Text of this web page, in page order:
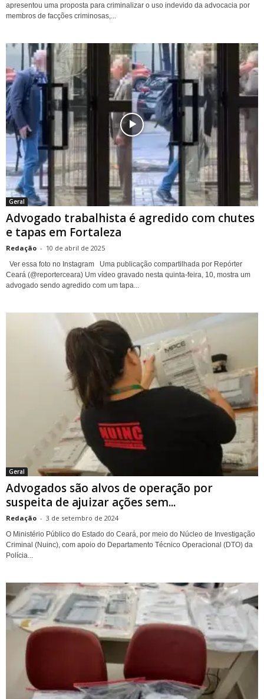
apresentou uma proposta para criminalizar o uso indevido da advocacia por
membros de facções criminosas,...
Geral
Advogado trabalhista é agredido com chutes
e tapas em Fortaleza
Redação - 10 de abril de 2025
Ver essa foto no Instagram Uma publicação compartilhada por Repórter
Ceará (@reporterceara) Um vídeo gravado nesta quinta-feira, 10, mostra um
advogado sendo agredido com um tapa...
Geral
Advogados são alvos de operação por
suspeita de ajuizar ações sem...
Redação - 3 de setembro de 2024
O Ministério Público do Estado do Ceará, por meio do Núcleo de Investigação
Criminal (Nuinc), com apoio do Departamento Técnico Operacional (DTO) da
Polícia...